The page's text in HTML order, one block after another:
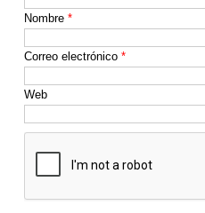
Nombre *
Correo electrónico *
Web